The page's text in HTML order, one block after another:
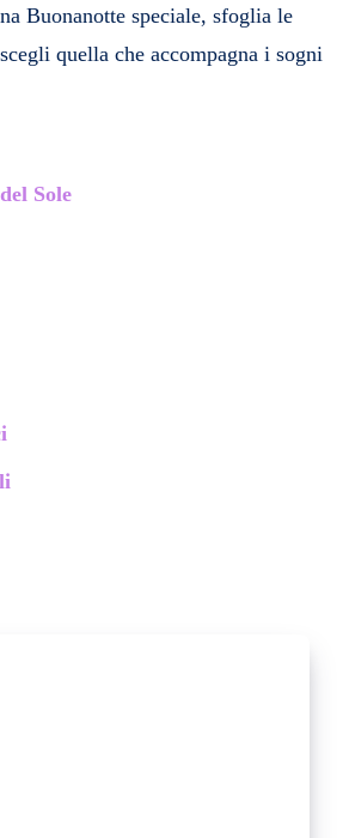
Buonanotte speciale, sfoglia le
quella che accompagna i sogni
Sole